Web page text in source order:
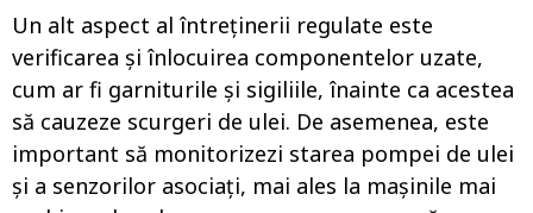
Un alt aspect al întreținerii regulate este
verificarea și înlocuirea componentelor uzate,
cum ar fi garniturile și sigiliile, înainte ca acestea
să cauzeze scurgeri de ulei. De asemenea, este
important să monitorizezi starea pompei de ulei
și a senzorilor asociați, mai ales la mașinile mai